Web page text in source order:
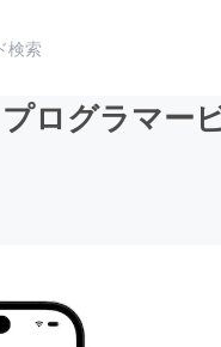
プログラマー